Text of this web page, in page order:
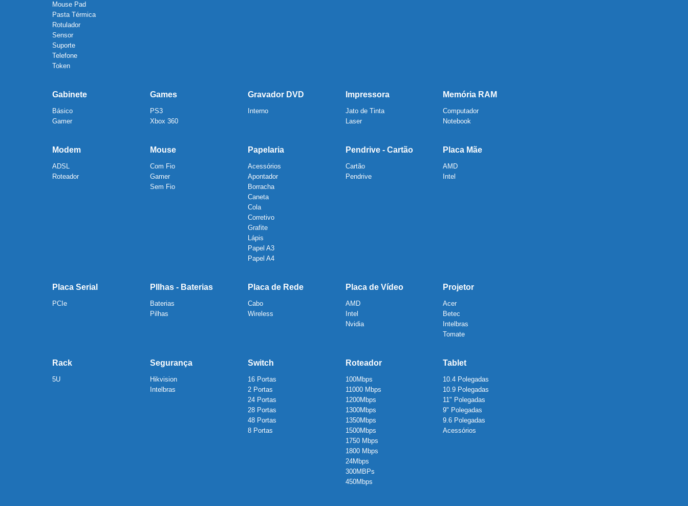
Mouse Pad
Pasta Térmica
Rotulador
Sensor
Suporte
Telefone
Token
Gabinete
Básico
Gamer
Games
PS3
Xbox 360
Gravador DVD
Interno
Impressora
Jato de Tinta
Laser
Memória RAM
Computador
Notebook
Modem
ADSL
Roteador
Mouse
Com Fio
Gamer
Sem Fio
Papelaria
Acessórios
Apontador
Borracha
Caneta
Cola
Corretivo
Grafite
Lápis
Papel A3
Papel A4
Pendrive - Cartão
Cartão
Pendrive
Placa Mãe
AMD
Intel
Placa Serial
PCIe
PIlhas - Baterias
Baterias
Pilhas
Placa de Rede
Cabo
Wireless
Placa de Vídeo
AMD
Intel
Nvidia
Projetor
Acer
Betec
Intelbras
Tomate
Rack
5U
Segurança
Hikvision
Intelbras
Switch
16 Portas
2 Portas
24 Portas
28 Portas
48 Portas
8 Portas
Roteador
100Mbps
11000 Mbps
1200Mbps
1300Mbps
1350Mbps
1500Mbps
1750 Mbps
1800 Mbps
24Mbps
300MBPs
450Mbps
Tablet
10.4 Polegadas
10.9 Polegadas
11" Polegadas
9" Polegadas
9.6 Polegadas
Acessórios